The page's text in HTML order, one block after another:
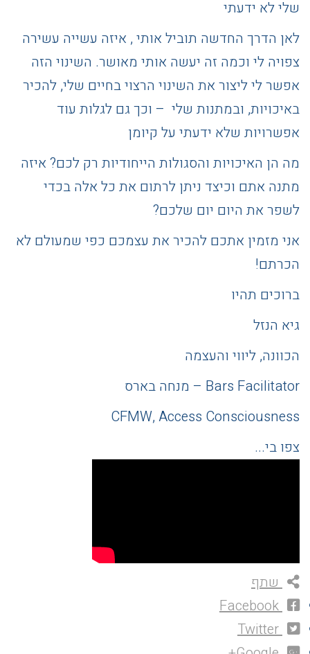
שלי לא ידעתי
לאן הדרך החדשה תוביל אותי , איזה עשייה עשירה
צפויה לי וכמה זה יעשה אותי מאושר. השינוי הזה
אפשר לי ליצור את השינוי הרצוי בחיים שלי, להכיר
באיכויות, ובמתנות שלי – וכך גם לגלות עוד
אפשרויות שלא ידעתי על קיומן
מה הן האיכויות והסגולות הייחודיות רק לכם? איזה
מתנה אתם וכיצד ניתן לרתום את כל אלה בכדי
לשפר את היום יום שלכם?
אני מזמין אתכם להכיר את עצמכם כפי שמעולם לא
הכרתם!
ברוכים תהיו
גיא הנזל
הכוונה, ליווי והעצמה
Bars Facilitator – מנחה בארס
CFMW, Access Consciousness
צפו בי...
שתף
Facebook
Twitter